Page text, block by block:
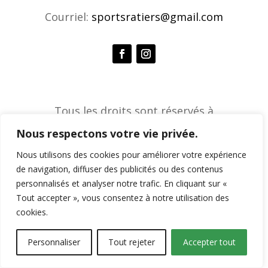
Nous respectons votre vie privée.
Nous utilisons des cookies pour améliorer votre expérience
de navigation, diffuser des publicités ou des contenus
personnalisés et analyser notre trafic. En cliquant sur «
Tout accepter », vous consentez à notre utilisation des
cookies.
Personnaliser Tout rejeter Accepter tout
Courriel: sportsratiers@gmail.com
Tous les droits sont réservés à
Agence créative Constella